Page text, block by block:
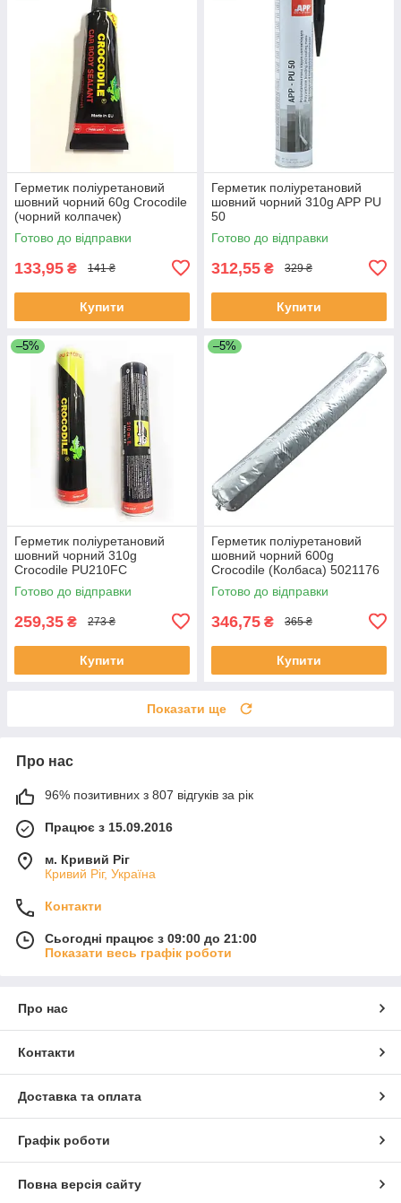
Герметик поліуретановий
шовний чорний 60g Crocodile
(чорний колпачек)
Готово до відправки
133,95 ₴ 141 ₴
Купити
Герметик поліуретановий
шовний чорний 310g APP PU
50
Готово до відправки
312,55 ₴ 329 ₴
Купити
–5%
Герметик поліуретановий
шовний чорний 310g
Crocodile PU210FC
Готово до відправки
259,35 ₴ 273 ₴
Купити
–5%
Герметик поліуретановий
шовний чорний 600g
Crocodile (Колбаса) 5021176
Готово до відправки
346,75 ₴ 365 ₴
Купити
Показати ще
Про нас
96% позитивних з 807 відгуків за рік
Працює з 15.09.2016
м. Кривий Ріг
Кривий Ріг, Україна
Контакти
Сьогодні працює з 09:00 до 21:00
Показати весь графік роботи
Про нас
Контакти
Доставка та оплата
Графік роботи
Повна версія сайту